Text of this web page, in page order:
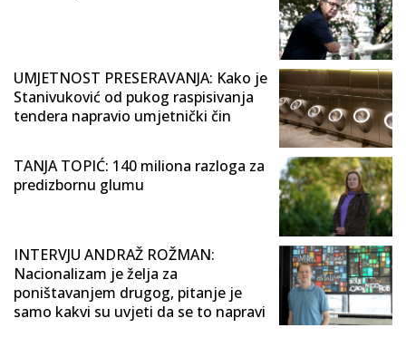
UMJETNOST PRESERAVANJA: Kako je
Stanivuković od pukog raspisivanja
tendera napravio umjetnički čin
TANJA TOPIĆ: 140 miliona razloga za
predizbornu glumu
INTERVJU ANDRAŽ ROŽMAN:
Nacionalizam je želja za
poništavanjem drugog, pitanje je
samo kakvi su uvjeti da se to napravi